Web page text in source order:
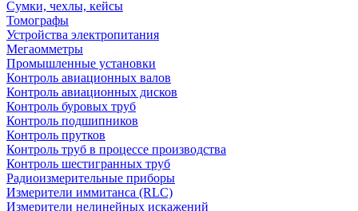
Сумки, чехлы, кейсы
Томографы
Устройства электропитания
Мегаомметры
Промышленные установки
Контроль авиационных валов
Контроль авиационных дисков
Контроль буровых труб
Контроль подшипников
Контроль прутков
Контроль труб в процессе производства
Контроль шестигранных труб
Радиоизмерительные приборы
Измерители иммитанса (RLC)
Измерители нелинейных искажений